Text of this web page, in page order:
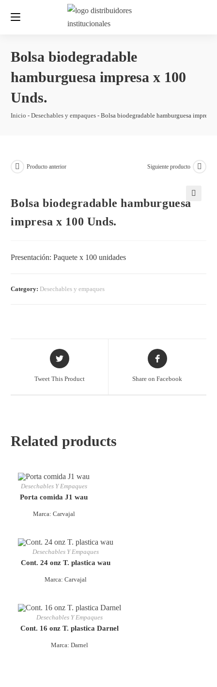
Bolsa biodegradable
hamburguesa impresa x 100
Unds.
Inicio -Desechables y empaques -Bolsa biodegradable hamburguesa impresa
Producto anterior Siguiente producto
🔍
Bolsa biodegradable hamburguesa
impresa x 100 Unds.
Presentación: Paquete x 100 unidades
Category: Desechables y empaques
Tweet This Product Share on Facebook
Related products
Marca: Carvajal
Desechables Y Empaques
Porta comida J1 wau
Marca: Carvajal
Desechables Y Empaques
Cont. 24 onz T. plastica wau
Marca: Darnel
Desechables Y Empaques
Cont. 16 onz T. plastica Darnel